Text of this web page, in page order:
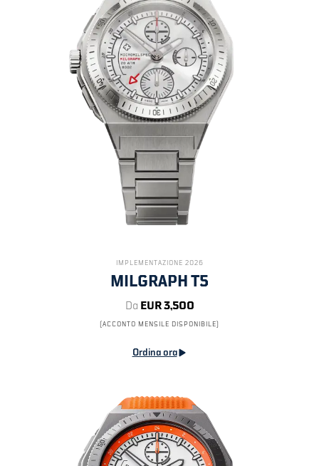
IMPLEMENTAZIONE 2026
MILGRAPH T5
Da EUR 3,500
(ACCONTO MENSILE DISPONIBILE)
Ordina ora